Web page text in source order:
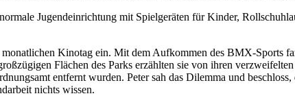
Jugendeinrichtung mit Spielgeräten für Kinder,
Kinotag ein. Mit dem Aufkommen des BMX-Sports
Flächen des Parks erzählten sie von ihren verzweifelten
entfernt wurden. Peter sah das Dilemma und beschloss,
nichts wissen.